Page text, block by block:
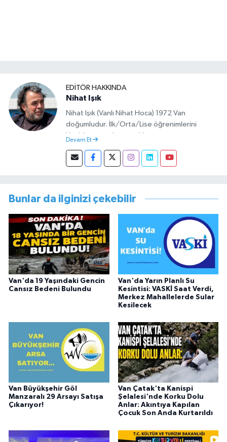
EDITÖR HAKKINDA
Nihat Işık
Nihat Işık (Vanlı Nihat Hoca) 1972 Van
doğumludur. İlk/Orta/Lise öğrenimlerini
Van’da tamamlamıştır. Hacettepe mezunu
başlamıştır. Asteğmen olarak yaptığı vatani
görevi dönüşü Van Sosyal Hizmetler İl
görevini yürütürken istifa edip sosyal medyayı
tercih etmiştir.
Devam Et
Bunlar da ilginizi çekebilir
Van'da 19 Yaşındaki Gencin
Cansız Bedeni Bulundu
Van'da Yarın Planlı Su
Kesintisi: VASKİ Saat Verdi,
Merkez Mahallelerde Sular
Kesilecek
Van Büyükşehir Göl
Manzaralı 29 Arsayı Satışa
Çıkarıyor!
Van Çatak'ta Kanispi
Şelalesi'nde Korku Dolu
Anlar: Akıntıya Kapılan
Çocuk Son Anda Kurtarıldı